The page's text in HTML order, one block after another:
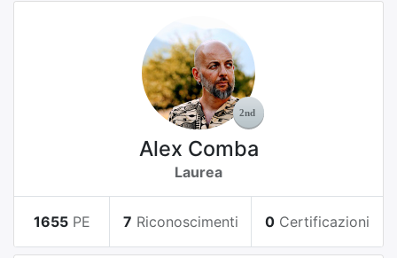
Alex Comba
Laurea
1655 PE 7 Riconoscimenti 0 Certificazioni